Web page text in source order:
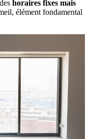
horaires fixes mais
élément fondamental